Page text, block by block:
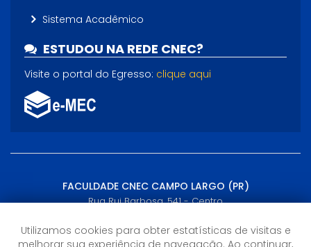
Sistema Acadêmico
ESTUDOU NA REDE CNEC?
Visite o portal do Egresso: clique aqui
FACULDADE CNEC CAMPO LARGO (PR)
Rua Rui Barbosa, 541 - Centro
Utilizamos cookies para obter estatísticas de visitas e
melhorar sua experiência de navegação. Ao continuar,